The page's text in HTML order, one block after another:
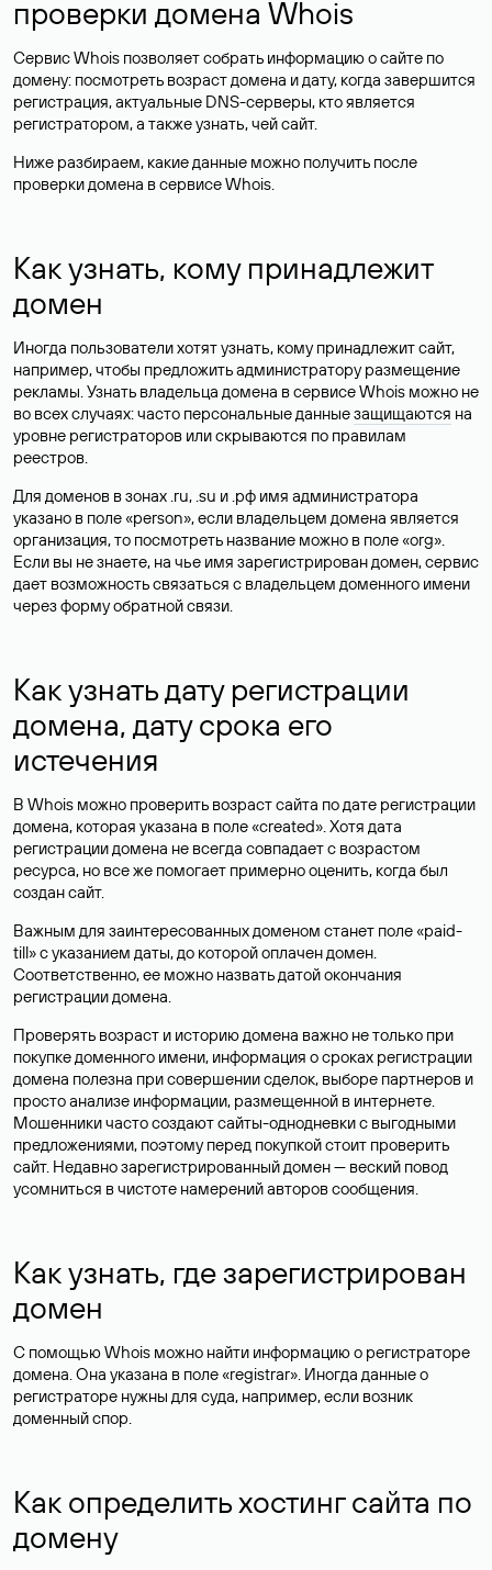
проверки домена Whois
Сервис Whois позволяет собрать информацию о сайте по
домену: посмотреть возраст домена и дату, когда завершится
регистрация, актуальные DNS-серверы, кто является
регистратором, а также узнать, чей сайт.
Ниже разбираем, какие данные можно получить после
проверки домена в сервисе Whois.
Как узнать, кому принадлежит
домен
Иногда пользователи хотят узнать, кому принадлежит сайт,
например, чтобы предложить администратору размещение
рекламы. Узнать владельца домена в сервисе Whois можно не
во всех случаях: часто персональные данныезащищаются на
уровне регистраторов или скрываются по правилам
реестров.
Для доменов в зонах .ru, .su и .рф имя администратора
указано в поле «person», если владельцем домена является
организация, то посмотреть название можно в поле «org».
Если вы не знаете, на чье имя зарегистрирован домен, сервис
дает возможность связаться с владельцем доменного имени
через форму обратной связи.
Как узнать дату регистрации
домена, дату срока его
истечения
В Whois можно проверить возраст сайта по дате регистрации
домена, которая указана в поле «created». Хотя дата
регистрации домена не всегда совпадает с возрастом
ресурса, но все же помогает примерно оценить, когда был
создан сайт.
Важным для заинтересованных доменом станет поле «paid-
till» с указанием даты, до которой оплачен домен.
Соответственно, ее можно назвать датой окончания
регистрации домена.
Проверять возраст и историю домена важно не только при
покупке доменного имени, информация о сроках регистрации
домена полезна при совершении сделок, выборе партнеров и
просто анализе информации, размещенной в интернете.
Мошенники часто создают сайты-однодневки с выгодными
предложениями, поэтому перед покупкой стоит проверить
сайт. Недавно зарегистрированный домен — веский повод
усомниться в чистоте намерений авторов сообщения.
Как узнать, где зарегистрирован
домен
С помощью Whois можно найти информацию о регистраторе
домена. Она указана в поле «registrar». Иногда данные о
регистраторе нужны для суда, например, если возник
доменный спор.
Как определить хостинг сайта по
домену